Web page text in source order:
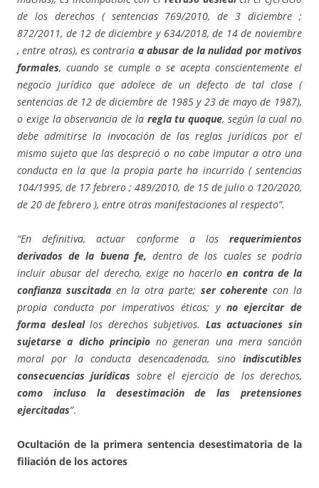
de los derechos ( sentencias 769/2010, de 3 diciembre ;
872/2011, de 12 de diciembre y 634/2018, de 14 de noviembre
, entre otras), es contraria a abusar de la nulidad por motivos
formales, cuando se cumple o se acepta conscientemente el
negocio jurídico que adolece de un defecto de tal clase (
sentencias de 12 de diciembre de 1985 y 23 de mayo de 1987),
o exige la observancia de la regla tu quoque, según la cual no
debe admitirse la invocación de las reglas jurídicas por el
mismo sujeto que las despreció o no cabe imputar a otro una
conducta en la que la propia parte ha incurrido ( sentencias
104/1995, de 17 febrero ; 489/2010, de 15 de julio o 120/2020,
de 20 de febrero ), entre otras manifestaciones al respecto”.
“En definitiva, actuar conforme a los requerimientos
derivados de la buena fe, dentro de los cuales se podría
incluir abusar del derecho, exige no hacerloen contra de la
confianza suscitadaen la otra parte; ser coherente con la
propia conducta por imperativos éticos; y no ejercitar de
forma desleallos derechos subjetivos. Las actuaciones sin
sujetarse a dicho principiono generan una mera sanción
moral por la conducta desencadenada, sino indiscutibles
consecuencias jurídicas sobre el ejercicio de los derechos,
como incluso la desestimación de las pretensiones
ejercitadas”.
Ocultación de la primera sentencia desestimatoria de la
filiación de los actores